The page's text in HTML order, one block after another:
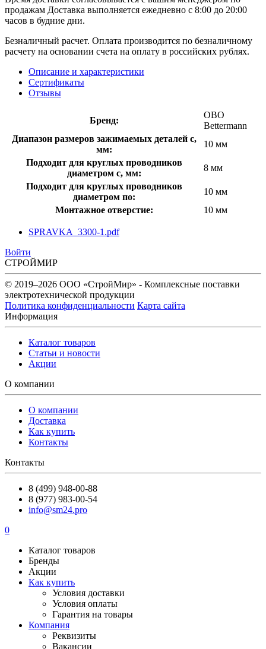
продажам Доставка выполняется ежедневно с 8:00 до 20:00
часов в будние дни.
Безналичный расчет. Оплата производится по безналичному
расчету на основании счета на оплату в российских рублях.
Описание и характеристики
Сертификаты
Отзывы
Бренд:
OBO
Bettermann
Диапазон размеров зажимаемых деталей с,
мм:
10 мм
Подходит для круглых проводников
диаметром с, мм:
8 мм
Подходит для круглых проводников
диаметром по:
10 мм
Монтажное отверстие:
10 мм
SPRAVKA_3300-1.pdf
Войти
СТРОЙМИР
© 2019–2026 ООО «СтройМир» - Комплексные поставки
электротехнической продукции
Политика конфиденциальности Карта сайта
Информация
Каталог товаров
Статьи и новости
Акции
О компании
О компании
Доставка
Как купить
Контакты
Контакты
8 (499) 948-00-88
8 (977) 983-00-54
info@sm24.pro
0
Каталог товаров
Бренды
Акции
Как купить
Условия доставки
Условия оплаты
Гарантия на товары
Компания
Реквизиты
Вакансии